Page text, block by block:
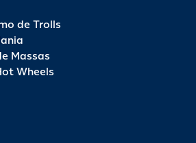
de Trolls
Massas
Wheels